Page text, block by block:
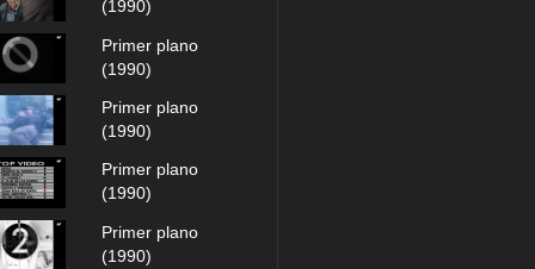
(1990)
Primer plano
(1990)
Primer plano
(1990)
Primer plano
(1990)
Primer plano
(1990)